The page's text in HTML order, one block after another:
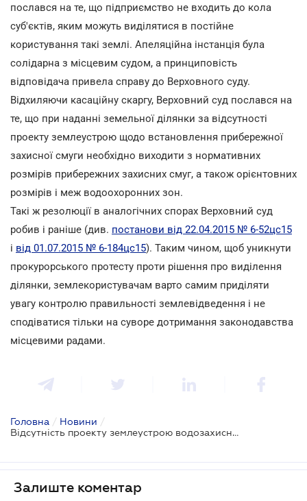
послався на те, що підприємство не входить до кола
суб'єктів, яким можуть виділятися в постійне
користування такі землі. Апеляційна інстанція була
солідарна з місцевим судом, а принциповість
відповідача привела справу до Верховного суду.
Відхиляючи касаційну скаргу, Верховний суд послався на
те, що при наданні земельної ділянки за відсутності
проекту землеустрою щодо встановлення прибережної
захисної смуги необхідно виходити з нормативних
розмірів прибережних захисних смуг, а також орієнтовних
розмірів і меж водоохоронних зон.
Такі ж резолюції в аналогічних спорах Верховний суд
робив і раніше (див. постанови від 22.04.2015 № 6-52цс15
і від 01.07.2015 № 6-184цс15). Таким чином, щоб уникнути
прокурорського протесту проти рішення про виділення
ділянки, землекористувачам варто самим приділяти
увагу контролю правильності землевідведення і не
сподіватися тільки на суворе дотримання законодавства
місцевими радами.
Головна / Новини /
Відсутність проекту землеустрою водозахисної зони не говорить про її відсутність як такої
Залиште коментар